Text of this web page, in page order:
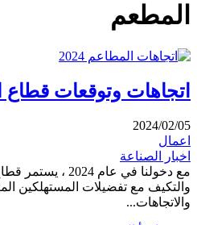
المطعم
اتجاهات وتوقعات قطاع
2024/02/05
اعمال
اخبار الصناعة
مع دخولنا في عام
والتكيف مع تفضيلات المستهلكين
والاتجاهات...